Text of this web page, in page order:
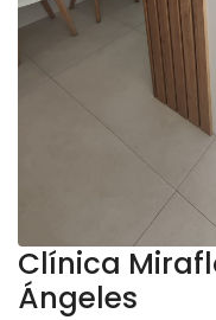
Clínica
Ángeles